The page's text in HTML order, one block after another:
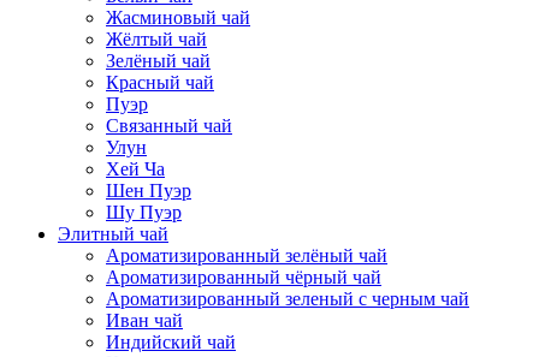
Жасминовый чай
Жёлтый чай
Зелёный чай
Красный чай
Пуэр
Связанный чай
Улун
Хей Ча
Шен Пуэр
Шу Пуэр
Элитный чай
Ароматизированный зелёный чай
Ароматизированный чёрный чай
Ароматизированный зеленый с черным чай
Иван чай
Индийский чай